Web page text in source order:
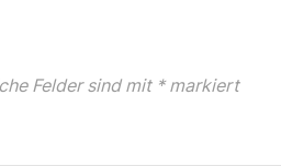
Felder sind mit *markiert